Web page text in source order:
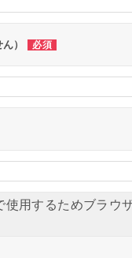
） 必須
使用するためブラウ